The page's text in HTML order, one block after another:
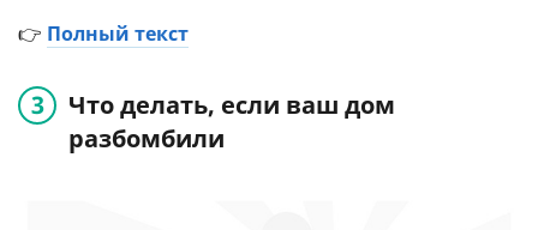
👉 Полный текст
Что делать, если ваш дом
разбомбили